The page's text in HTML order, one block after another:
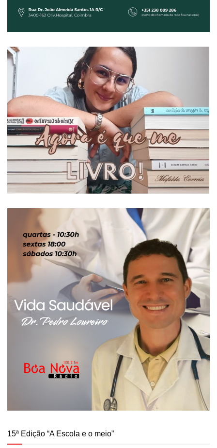
15ª Edição “A Escola e o meio”